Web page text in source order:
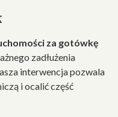
za gotówkę
zadłużenia
interwencja pozwala
i ocalić część